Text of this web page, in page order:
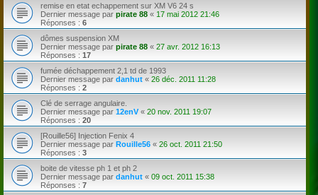
remise en etat echappement sur XM V6 24 s
Dernier message par pirate 88 « 17 mai 2012 21:46
Réponses : 6
dômes suspension XM
Dernier message par pirate 88 « 27 avr. 2012 16:13
Réponses : 17
fumée déchappement 2,1 td de 1993
Dernier message par danhut « 26 déc. 2011 11:28
Réponses : 2
Clé de serrage angulaire.
Dernier message par 12enV« 20 nov. 2011 19:07
Réponses : 20
[Rouille56] Injection Fenix 4
Dernier message par Rouille56 « 26 oct. 2011 21:50
Réponses : 3
boite de vitesse ph 1 et ph 2
Dernier message par danhut « 09 oct. 2011 15:38
Réponses : 7